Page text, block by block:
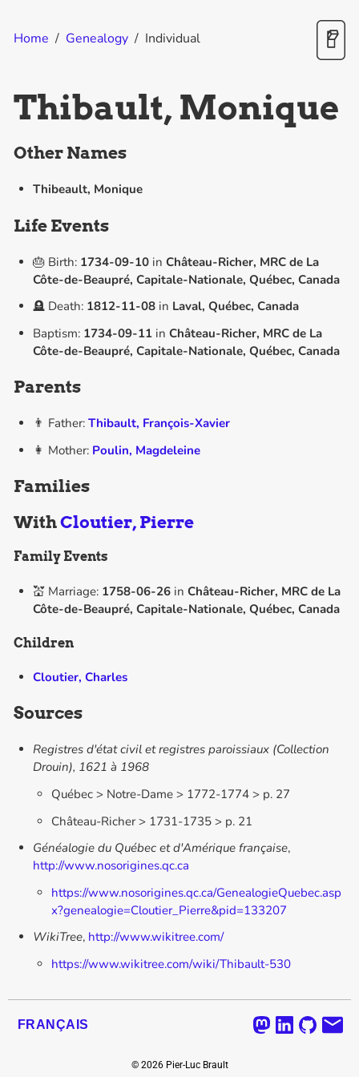
Home / Genealogy / Individual
Thibault, Monique
Other Names
Thibeault, Monique
Life Events
🎂 Birth: 1734-09-10in Château-Richer, MRC de La
Côte-de-Beaupré, Capitale-Nationale, Québec, Canada
🪦 Death: 1812-11-08in Laval, Québec, Canada
Baptism: 1734-09-11in Château-Richer, MRC de La
Côte-de-Beaupré, Capitale-Nationale, Québec, Canada
Parents
👨 Father: Thibault, François-Xavier
👩 Mother: Poulin, Magdeleine
Families
WithCloutier, Pierre
Family Events
💒 Marriage: 1758-06-26in Château-Richer, MRC de La
Côte-de-Beaupré, Capitale-Nationale, Québec, Canada
Children
Cloutier, Charles
Sources
Registres d'état civil et registres paroissiaux (Collection
Drouin), 1621 à 1968
Québec > Notre-Dame > 1772-1774 > p. 27
Château-Richer > 1731-1735 > p. 21
Généalogie du Québec et d'Amérique française,
http://www.nosorigines.qc.ca
https://www.nosorigines.qc.ca/GenealogieQuebec.asp
x?genealogie=Cloutier_Pierre&pid=133207
WikiTree, http://www.wikitree.com/
https://www.wikitree.com/wiki/Thibault-530
FRANÇAIS
© 2026Pier-Luc Brault